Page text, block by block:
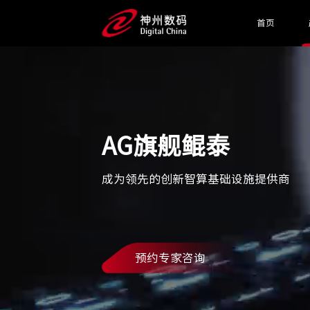
首页
AG旗舰鲲泰
成为领先的创新智算基础设施提供商
预约专家咨询